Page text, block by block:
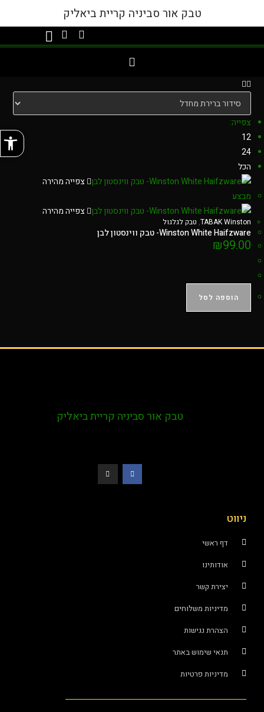
טבק אור סביניה קריית ביאליק
צפייה:
12
24
הכל
צפייה מהירה
מבצע
צפייה מהירה
TABAK Winston
, טבק לגלגול
Winston White Haifzware- טבק ווינסטון לבן
₪99.00
הוספה לסל
טבק אור סביניה קריית ביאליק
ניווט
דף ראשי
אודותינו
יצירת קשר
מדיניות משלוחים
הצהרת נגישות
תנאי שימוש באתר
מדיניות פרטיות